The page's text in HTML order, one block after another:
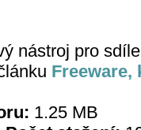
nástroj pro
Freeware,
1.25 MB